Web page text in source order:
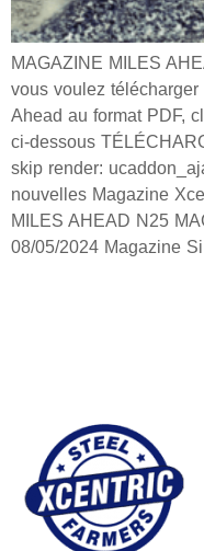
MAGAZINE MILES
vous voulez
Ahead au format PDF,
ci-dessous
skip render:
nouvelles Magazine
MILES AHEAD N25
08/05/2024 Magazine